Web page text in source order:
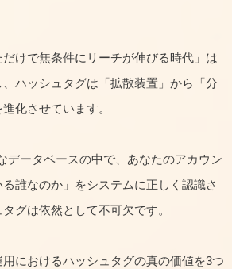
けで無条件にリーチが伸びる時代」は
ハッシュタグは「拡散装置」から「分
化させています。
データベースの中で、あなたのアカウン
る誰なのか」をシステムに正しく認識さ
グは依然として不可欠です。
におけるハッシュタグの真の価値を3つ